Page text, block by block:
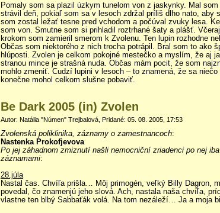
Pomaly som sa plazil úzkym tunelom von z jaskynky. Mal
strávil deň, pokiaľ som sa v lesoch zdržal príliš dlho nato, aby
som zostal ležať tesne pred vchodom a počúval zvuky lesa.
som von. Smutne som si prihladil roztrhané šaty a plášť.
krokom som zamieril smerom k Zvolenu. Ten lupin rozhodne
Občas som niektorého z nich trocha potrápil. Bral som to ako
hlúposti. Zvolen je celkom pokojné mestečko a myslím, že aj
stranou mince je strašná nuda. Občas mám pocit, že som
mohlo zmeniť. Cudzí lupini v lesoch – to znamená, že sa
konečne mohol celkom slušne pobaviť.
Be Dark 2005 (in) Zvolen
Autor: Natália "Númen" Trejbalová, Pridané: 05. 08. 2005, 17:53
Zvolenská poliklinika, záznamy o zamestnancoch:
Nastenka Prokofjevova
Po jej záhadnom zmiznutí našli nemocniční zriadenci po nej
záznamami:
28.júla
Nastal čas. Chvíľa prišla… Môj primogén, veľký Billy Dagron,
povedal, čo znamenjú jeho slová. Ach, nastala naša chvíľa,
vlastne ten blbý Sabbaťák volá. Na tom nezáleží… Ja a moja